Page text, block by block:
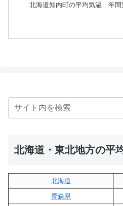
北海道知内町の平均気温｜年間
北海道・東北地方の平
北海道
青森県